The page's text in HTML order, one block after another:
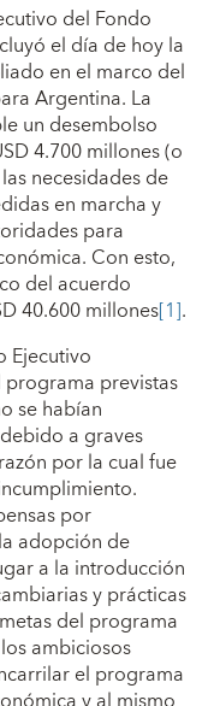
del Fondo
el día de hoy la
en el marco del
Argentina. La
un desembolso
4.700 millones (o
necesidades de
en marcha y
para
Con esto,
del acuerdo
40.600 millones[1].
Ejecutivo
previstas
se habían
a graves
por la cual fue
por
adopción de
a la introducción
y prácticas
del programa
ambiciosos
el programa